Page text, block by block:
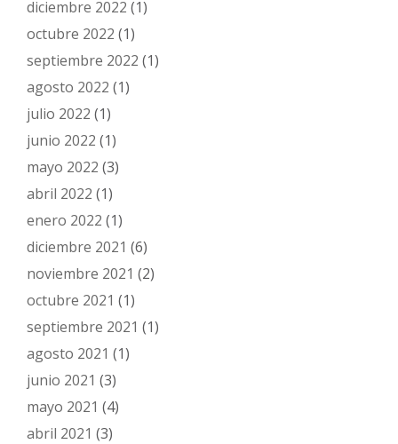
diciembre 2022 (1)
octubre 2022 (1)
septiembre 2022 (1)
agosto 2022 (1)
julio 2022 (1)
junio 2022 (1)
mayo 2022 (3)
abril 2022 (1)
enero 2022 (1)
diciembre 2021 (6)
noviembre 2021 (2)
octubre 2021 (1)
septiembre 2021 (1)
agosto 2021 (1)
junio 2021 (3)
mayo 2021 (4)
abril 2021 (3)